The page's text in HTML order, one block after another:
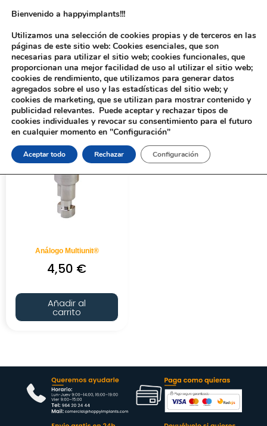
Inicio/ Productos etiquetados “1210”
Análogo Multiunit®
4,50 €
Añadir al
carrito
Bienvenido a happyimplants!!!
Utilizamos una selección de cookies propias y de terceros en las
páginas de este sitio web: Cookies esenciales, que son
necesarias para utilizar el sitio web; cookies funcionales, que
proporcionan una mejor facilidad de uso al utilizar el sitio web;
cookies de rendimiento, que utilizamos para generar datos
agregados sobre el uso y las estadísticas del sitio web; y
cookies de marketing, que se utilizan para mostrar contenido y
publicidad relevantes. Puede aceptar y rechazar tipos de
cookies individuales y revocar su consentimiento para el futuro
en cualquier momento en "Configuración"
Aceptar todo Rechazar Configuración